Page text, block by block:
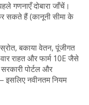
गणनाएँ दोबारा जाँचें।
सकते हैं (कानूनी सीमा के
बकाया वेतन, पूंजीगत
राहत और फार्म 10E जैसे
पोर्टल और
नवीनतम नियम